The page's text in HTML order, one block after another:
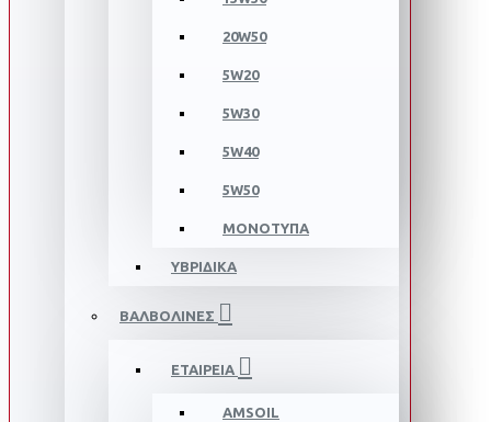
20W50
5W20
5W30
5W40
5W50
ΜΟΝΟΤΥΠΑ
ΥΒΡΙΔΙΚΑ
ΒΑΛΒΟΛΙΝΕΣ
ΕΤΑΙΡΕΙΑ
AMSOIL